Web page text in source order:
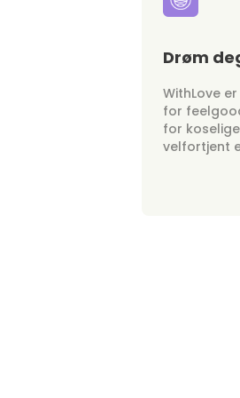
Drøm
WithLove
for
for
velfortjent